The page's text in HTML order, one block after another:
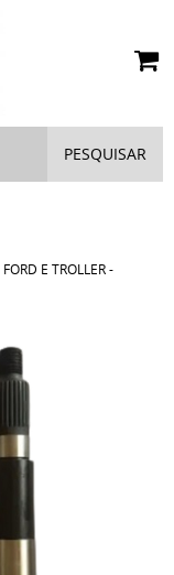
PESQUISAR
E TROLLER -